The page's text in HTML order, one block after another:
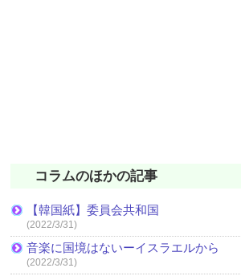
コラムのほかの記事
【韓国紙】委員会共和国
(2022/3/31)
音楽に国境はないーイスラエルから
(2022/3/31)